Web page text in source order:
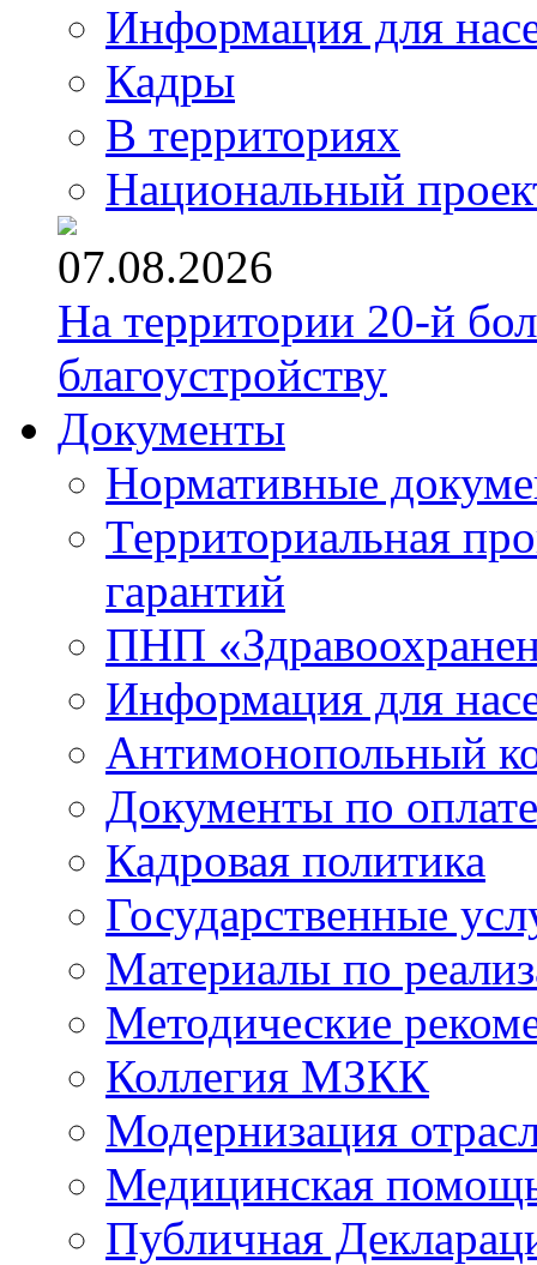
Информация для
Кадры
В территориях
Национальный
07.08.2026
На территории 20-й
благоустройству
Документы
Нормативные
Территориальная
гарантий
ПНП
Информация для
Антимонопольный
Документы по
Кадровая политика
Государственные
Материалы по
Методические
Коллегия МЗКК
Модернизация
Медицинская
Публичная